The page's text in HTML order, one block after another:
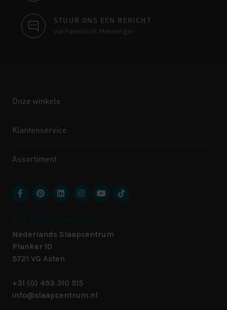
STUUR ONS EEN BERICHT
via Facebook Messenger
Onze winkels
Klantenservice
Assortiment
Nederlands Slaapcentrum
Planker 10
5721 VG Asten
+31 (0) 493 310 515
info@slaapcentrum.nl